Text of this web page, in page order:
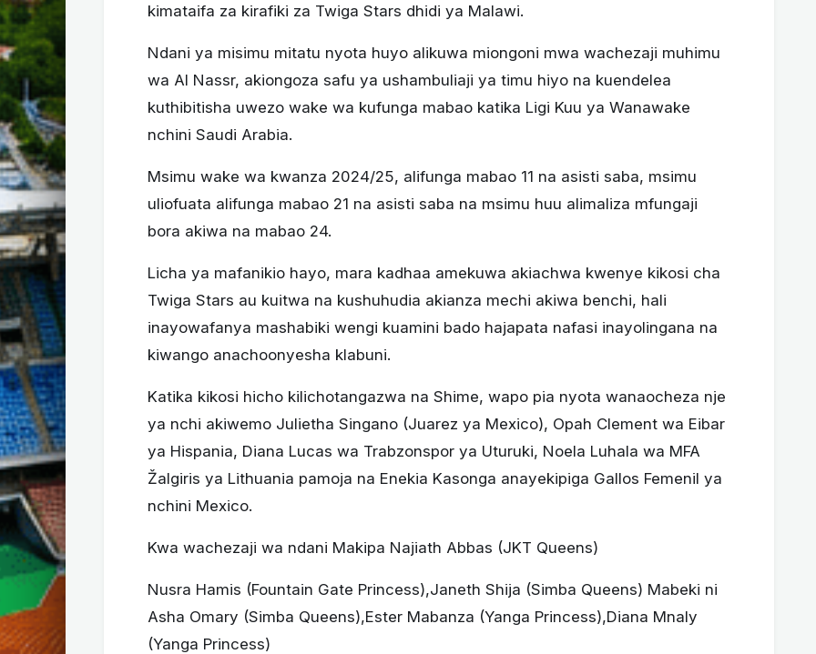
kimataifa za kirafiki za Twiga Stars dhidi ya Malawi.
Ndani ya misimu mitatu nyota huyo alikuwa miongoni mwa wachezaji muhimu
wa Al Nassr, akiongoza safu ya ushambuliaji ya timu hiyo na kuendelea
kuthibitisha uwezo wake wa kufunga mabao katika Ligi Kuu ya Wanawake
nchini Saudi Arabia.
Msimu wake wa kwanza 2024/25, alifunga mabao 11 na asisti saba, msimu
uliofuata alifunga mabao 21 na asisti saba na msimu huu alimaliza mfungaji
bora akiwa na mabao 24.
Licha ya mafanikio hayo, mara kadhaa amekuwa akiachwa kwenye kikosi cha
Twiga Stars au kuitwa na kushuhudia akianza mechi akiwa benchi, hali
inayowafanya mashabiki wengi kuamini bado hajapata nafasi inayolingana na
kiwango anachoonyesha klabuni.
Katika kikosi hicho kilichotangazwa na Shime, wapo pia nyota wanaocheza nje
ya nchi akiwemo Julietha Singano (Juarez ya Mexico), Opah Clement wa Eibar
ya Hispania, Diana Lucas wa Trabzonspor ya Uturuki, Noela Luhala wa MFA
Žalgiris ya Lithuania pamoja na Enekia Kasonga anayekipiga Gallos Femenil ya
nchini Mexico.
Kwa wachezaji wa ndani Makipa Najiath Abbas (JKT Queens)
Nusra Hamis (Fountain Gate Princess),Janeth Shija (Simba Queens) Mabeki ni
Asha Omary (Simba Queens),Ester Mabanza (Yanga Princess),Diana Mnaly
(Yanga Princess)